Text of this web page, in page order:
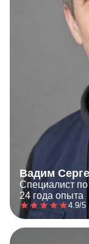
Вадим
Специалист
24 года опыта
4.9/5